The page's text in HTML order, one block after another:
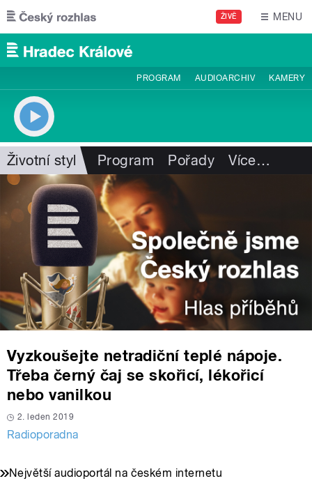
Přejít k hlavnímu obsahu
ŽIVĚ MENU
PROGRAM AUDIOARCHIV KAMERY
Životní styl Program Pořady Více…
Vyzkoušejte netradiční teplé nápoje.
Třeba černý čaj se skořicí, lékořicí
nebo vanilkou
2. leden 2019
Radioporadna
Největší audioportál na českém internetu